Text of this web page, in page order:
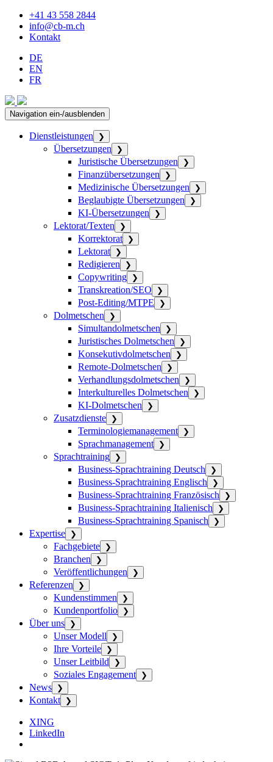
+41 43 558 2844
info@cb-m.ch
Kontakt
DE
EN
FR
Navigation ein-/ausblenden
Dienstleistungen ❯
Übersetzungen ❯
Juristische Übersetzungen ❯
Finanzübersetzungen ❯
Medizinische Übersetzungen ❯
Beglaubigte Übersetzungen ❯
KI-Übersetzungen ❯
Lektorat/Texten ❯
Korrektorat ❯
Lektorat ❯
Redigieren ❯
Copywriting ❯
Transkreation/SEO ❯
Post-Editing/MTPE ❯
Dolmetschen ❯
Simultandolmetschen ❯
Juristisches Dolmetschen ❯
Konsekutivdolmetschen ❯
Remote-Dolmetschen ❯
Verhandlungsdolmetschen ❯
Interkulturelles Dolmetschen ❯
KI-Dolmetschen ❯
Zusatzdienste ❯
Terminologiemanagement ❯
Sprachmanagement ❯
Sprachtraining ❯
Business-Sprachtraining Deutsch ❯
Business-Sprachtraining Englisch ❯
Business-Sprachtraining Französisch ❯
Business-Sprachtraining Italienisch ❯
Business-Sprachtraining Spanisch ❯
Expertise ❯
Fachgebiete ❯
Branchen ❯
Veröffentlichungen ❯
Referenzen ❯
Kundenstimmen ❯
Kundenportfolio ❯
Über uns ❯
Unser Modell ❯
Ihre Vorteile ❯
Unser Leitbild ❯
Soziales Engagement ❯
News ❯
Kontakt ❯
XING
LinkedIn